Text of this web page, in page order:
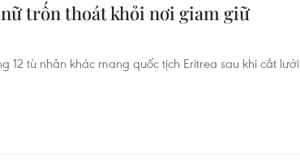
trốn thoát khỏi nơi giam giữ
12 tù nhân khác mang quốc tịch Eritrea sau khi cắt lưới